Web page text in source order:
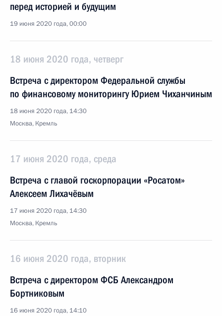
перед историей и будущим
19 июня 2020 года, 00:00
18 июня 2020 года, четверг
Встреча с директором Федеральной службы
по финансовому мониторингу Юрием Чиханчиным
18 июня 2020 года, 14:30
Москва, Кремль
17 июня 2020 года, среда
Встреча с главой госкорпорации «Росатом»
Алексеем Лихачёвым
17 июня 2020 года, 14:30
Москва, Кремль
16 июня 2020 года, вторник
Встреча с директором ФСБ Александром
Бортниковым
16 июня 2020 года, 14:10